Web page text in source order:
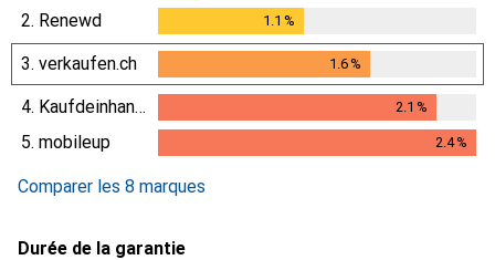
0.3%
2. Renewd 1.1 %
3. verkaufen.ch 1.6%
4. Kaufdeinhandy.ch 2.1 %
2.1%
5. mobileup 2.4%
Comparer les 8 marques
Durée de la garantie